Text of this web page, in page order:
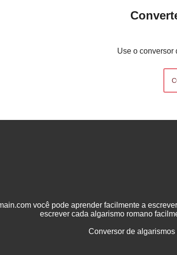
Use o conversor
você pode aprender facilmente a
escrever cada algarismo romano
Conversor de